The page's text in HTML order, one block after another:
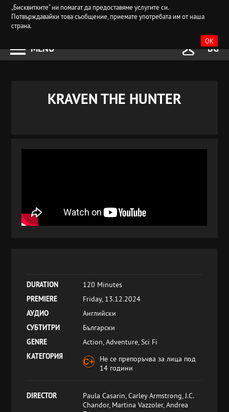
„Бисквитките“ ни помагат да предоставяме услугите си.
Потвърждавайки това съобщение, приемате употребата им от наша
страна.
OK
MENU BG
KRAVEN THE HUNTER
DURATION
120 Minutes
PREMIERE
Friday, 13.12.2024
АУДИО
Английски
СУБТИТРИ
Български
GENRE
Action, Adventure, Sci Fi
КАТЕГОРИЯ
Не се препоръчва за лица под
14 години
DIRECTOR
Paula Casarin, Carley Armstrong, J.C.
Chandor, Martina Vazzoler, Andrea